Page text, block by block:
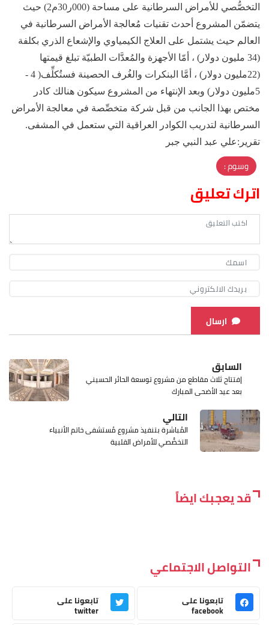
التخصُّصي للأمراض السرطانية على مساحة (000ر30م2) حيث
يتضمّن المشروع أحدث تقنيات مُعالجة الأمراض السرطانية في
العالم حيث يشتمل على العلاج الكيمياوي والإشعاع الذري بكلفة
(34 مليون دولار) ، أمّا الأجهزة والمُعدَّات الطبيّة تبلغ قيمتها
(22مليون دولار) ، أمَّا البنكرات والغُرف الحصينة فستُكلِّف( 4 -
5مليون دولار) وبعد الإنتهاء من المشروع سيكون هنالك كادر
مختص بهذا الجانب من قبل شركة متخصِّصة في معالجة الأمراض
السرطانية لتدريب الكوادر العراقية التي ستعمل في المشفى.
تقرير:علي عبد النبي جبر
وسوم :
اترك تعليق
ارسال
السابق
إفتتاح ثلاث مقاطع من مشروع توسعة الحائر الحسيني
بعد عيد الأضحى المبارك
التالي
المُباشرة بتنفيذ مشروع مُستشفى خاتم الأنبياء
التخصُّصي للأمراض القلبية
قد يعجبك ايضاً
التواصل الاجتماعي
تابعونا على
facebook
تابعونا على
twitter